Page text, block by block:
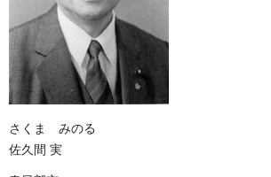
さくま みのる
佐久間 実